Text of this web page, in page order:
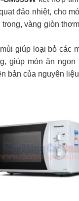
đảo nhiệt, cho
trong, vàng giòn
giúp loại bỏ các
giúp món ăn
bản của nguyên